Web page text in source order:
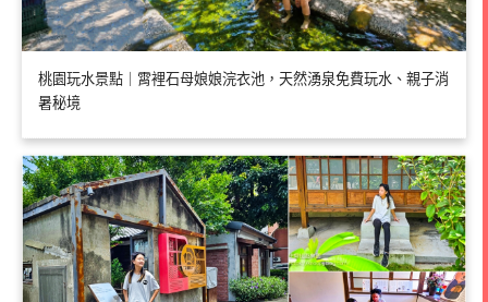
桃園玩水景點｜霄裡石母娘娘浣衣池，天然湧泉免費玩水、親子消
暑秘境